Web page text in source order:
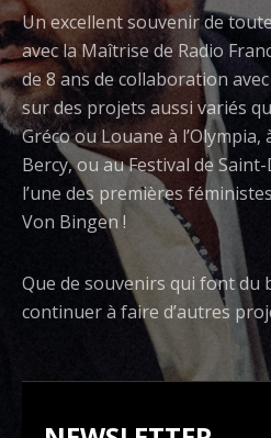
Un excellent souvenir de
avec la Maîtrise de Radio
de 8 ans de collaboration
sur des projets aussi variés
Gréco ou Louane à l’Olympia,
Bercy, ou au Festival de
l’une des premières
Von Bingen !
Que de souvenirs qui font du
continuer à faire d’autres